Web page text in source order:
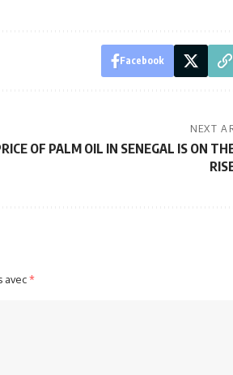
Facebook
NEXT
OF PALM OIL IN SENEGAL IS ON
avec*